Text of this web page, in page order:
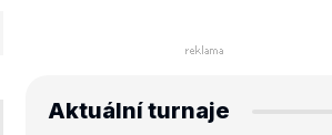
Aktuální turnaje